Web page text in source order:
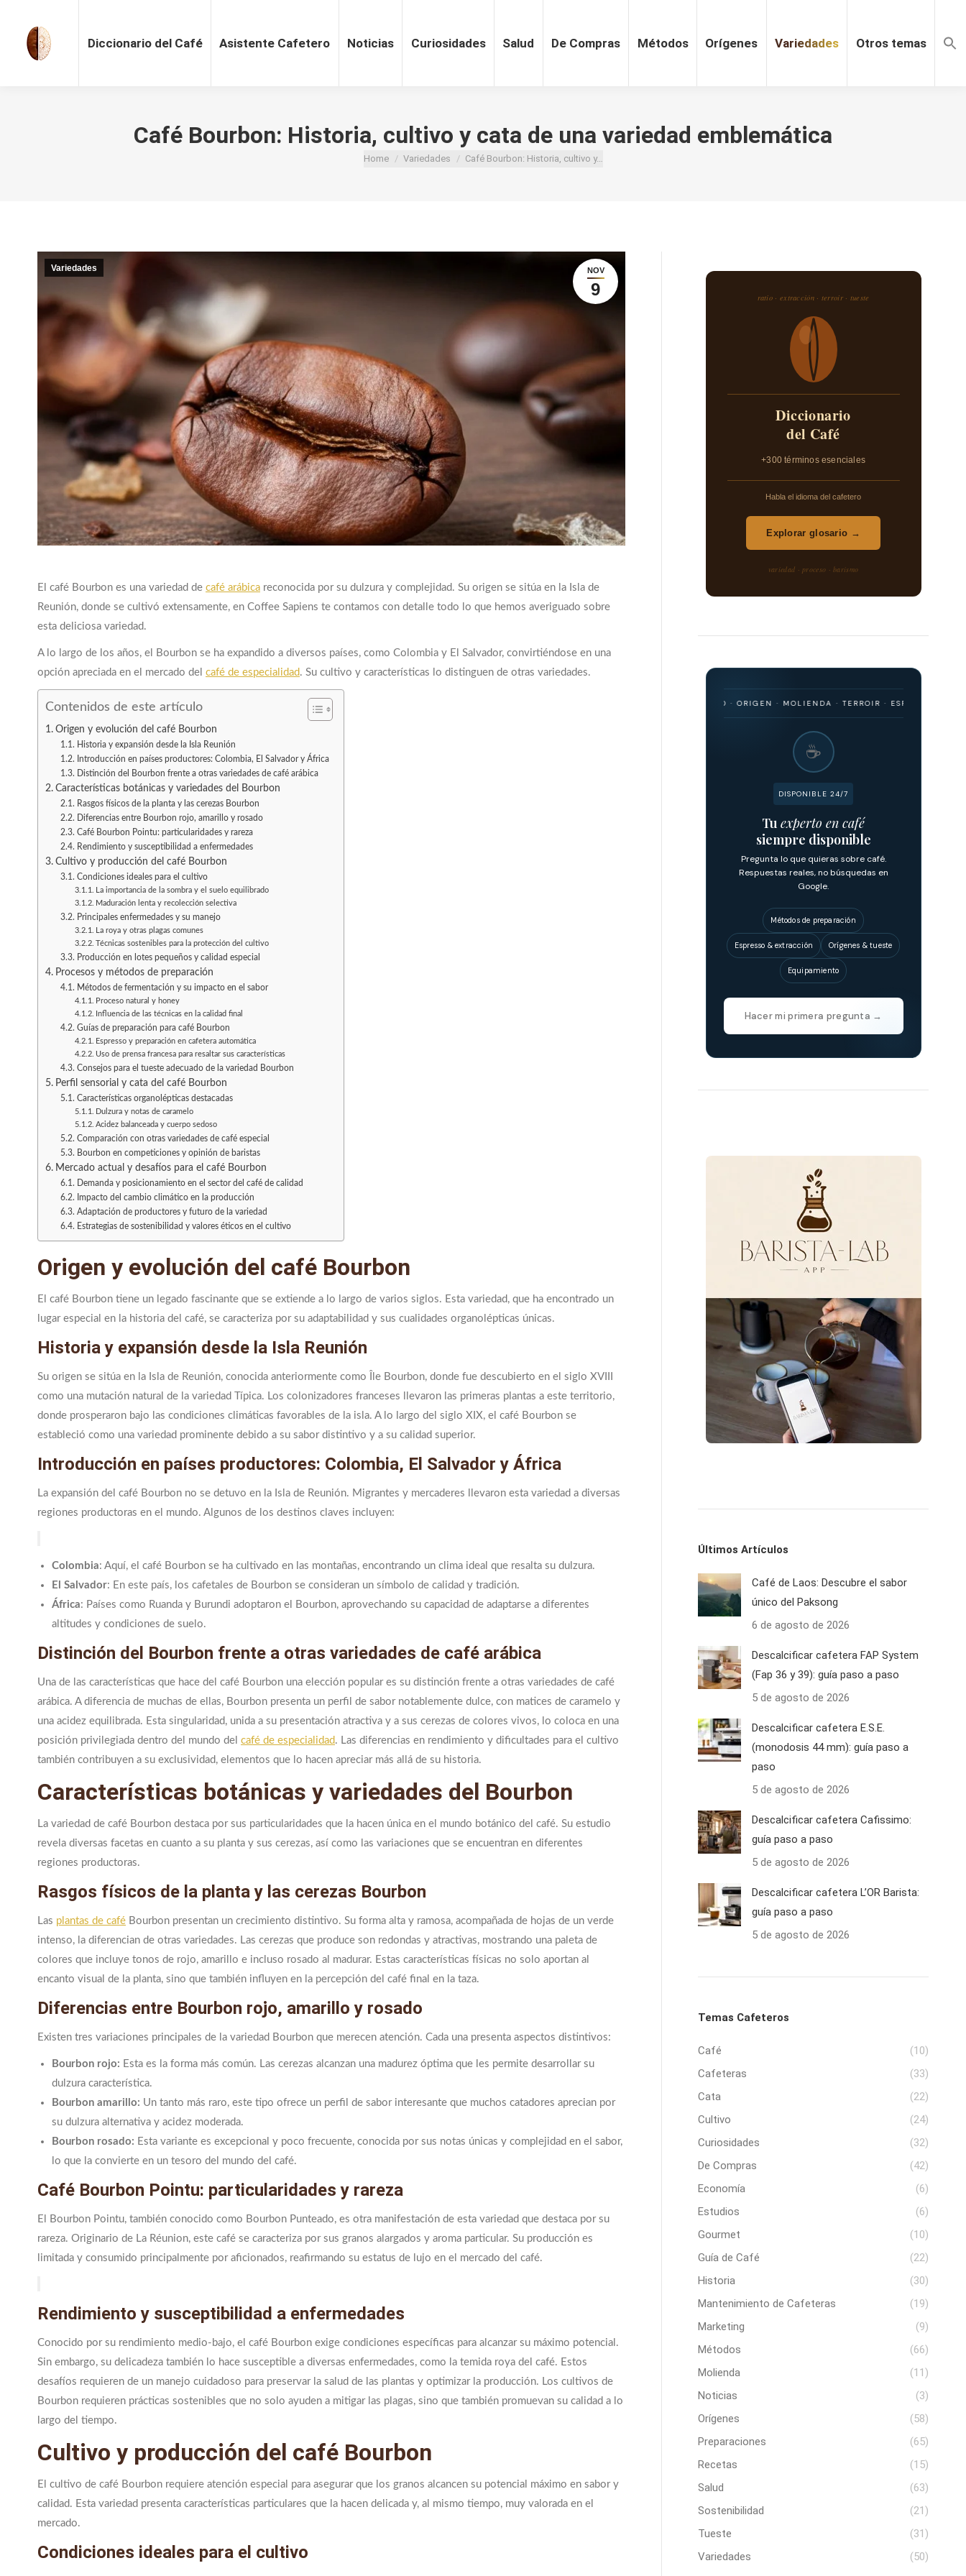
Diccionario del Café Asistente Cafetero Noticias Curiosidades Salud De Compras Métodos Orígenes Variedades Otros temas
Café Bourbon: Historia, cultivo y cata de una variedad emblemática
You are here:
Home Variedades Café Bourbon: Historia, cultivo y…
NOV
9
Variedades
El café Bourbon es una variedad de café arábica reconocida por su dulzura y complejidad. Su origen se sitúa en la Isla de
Reunión, donde se cultivó extensamente, en Coffee Sapiens te contamos con detalle todo lo que hemos averiguado sobre
esta deliciosa variedad.
A lo largo de los años, el Bourbon se ha expandido a diversos países, como Colombia y El Salvador, convirtiéndose en una
opción apreciada en el mercado del café de especialidad. Su cultivo y características lo distinguen de otras variedades.
Contenidos de este artículo
Origen y evolución del café Bourbon
Historia y expansión desde la Isla Reunión
Introducción en países productores: Colombia, El Salvador y África
Distinción del Bourbon frente a otras variedades de café arábica
Características botánicas y variedades del Bourbon
Rasgos físicos de la planta y las cerezas Bourbon
Diferencias entre Bourbon rojo, amarillo y rosado
Café Bourbon Pointu: particularidades y rareza
Rendimiento y susceptibilidad a enfermedades
Cultivo y producción del café Bourbon
Condiciones ideales para el cultivo
La importancia de la sombra y el suelo equilibrado
Maduración lenta y recolección selectiva
Principales enfermedades y su manejo
La roya y otras plagas comunes
Técnicas sostenibles para la protección del cultivo
Producción en lotes pequeños y calidad especial
Procesos y métodos de preparación
Métodos de fermentación y su impacto en el sabor
Proceso natural y honey
Influencia de las técnicas en la calidad final
Guías de preparación para café Bourbon
Espresso y preparación en cafetera automática
Uso de prensa francesa para resaltar sus características
Consejos para el tueste adecuado de la variedad Bourbon
Perfil sensorial y cata del café Bourbon
Características organolépticas destacadas
Dulzura y notas de caramelo
Acidez balanceada y cuerpo sedoso
Comparación con otras variedades de café especial
Bourbon en competiciones y opinión de baristas
Mercado actual y desafíos para el café Bourbon
Demanda y posicionamiento en el sector del café de calidad
Impacto del cambio climático en la producción
Adaptación de productores y futuro de la variedad
Estrategias de sostenibilidad y valores éticos en el cultivo
Origen y evolución del café Bourbon
El café Bourbon tiene un legado fascinante que se extiende a lo largo de varios siglos. Esta variedad, que ha encontrado un
lugar especial en la historia del café, se caracteriza por su adaptabilidad y sus cualidades organolépticas únicas.
Historia y expansión desde la Isla Reunión
Su origen se sitúa en la Isla de Reunión, conocida anteriormente como Île Bourbon, donde fue descubierto en el siglo XVIII
como una mutación natural de la variedad Típica. Los colonizadores franceses llevaron las primeras plantas a este territorio,
donde prosperaron bajo las condiciones climáticas favorables de la isla. A lo largo del siglo XIX, el café Bourbon se
estableció como una variedad prominente debido a su sabor distintivo y a su calidad superior.
Introducción en países productores: Colombia, El Salvador y África
La expansión del café Bourbon no se detuvo en la Isla de Reunión. Migrantes y mercaderes llevaron esta variedad a diversas
regiones productoras en el mundo. Algunos de los destinos claves incluyen:
Colombia: Aquí, el café Bourbon se ha cultivado en las montañas, encontrando un clima ideal que resalta su dulzura.
El Salvador: En este país, los cafetales de Bourbon se consideran un símbolo de calidad y tradición.
África: Países como Ruanda y Burundi adoptaron el Bourbon, aprovechando su capacidad de adaptarse a diferentes
altitudes y condiciones de suelo.
Distinción del Bourbon frente a otras variedades de café arábica
Una de las características que hace del café Bourbon una elección popular es su distinción frente a otras variedades de café
arábica. A diferencia de muchas de ellas, Bourbon presenta un perfil de sabor notablemente dulce, con matices de caramelo y
una acidez equilibrada. Esta singularidad, unida a su presentación atractiva y a sus cerezas de colores vivos, lo coloca en una
posición privilegiada dentro del mundo del café de especialidad. Las diferencias en rendimiento y dificultades para el cultivo
también contribuyen a su exclusividad, elementos que lo hacen apreciar más allá de su historia.
Características botánicas y variedades del Bourbon
La variedad de café Bourbon destaca por sus particularidades que la hacen única en el mundo botánico del café. Su estudio
revela diversas facetas en cuanto a su planta y sus cerezas, así como las variaciones que se encuentran en diferentes
regiones productoras.
Rasgos físicos de la planta y las cerezas Bourbon
Las plantas de café Bourbon presentan un crecimiento distintivo. Su forma alta y ramosa, acompañada de hojas de un verde
intenso, la diferencian de otras variedades. Las cerezas que produce son redondas y atractivas, mostrando una paleta de
colores que incluye tonos de rojo, amarillo e incluso rosado al madurar. Estas características físicas no solo aportan al
encanto visual de la planta, sino que también influyen en la percepción del café final en la taza.
Diferencias entre Bourbon rojo, amarillo y rosado
Existen tres variaciones principales de la variedad Bourbon que merecen atención. Cada una presenta aspectos distintivos:
Bourbon rojo: Esta es la forma más común. Las cerezas alcanzan una madurez óptima que les permite desarrollar su
dulzura característica.
Bourbon amarillo: Un tanto más raro, este tipo ofrece un perfil de sabor interesante que muchos catadores aprecian por
su dulzura alternativa y acidez moderada.
Bourbon rosado: Esta variante es excepcional y poco frecuente, conocida por sus notas únicas y complejidad en el sabor,
lo que la convierte en un tesoro del mundo del café.
Café Bourbon Pointu: particularidades y rareza
El Bourbon Pointu, también conocido como Bourbon Punteado, es otra manifestación de esta variedad que destaca por su
rareza. Originario de La Réunion, este café se caracteriza por sus granos alargados y aroma particular. Su producción es
limitada y consumido principalmente por aficionados, reafirmando su estatus de lujo en el mercado del café.
Rendimiento y susceptibilidad a enfermedades
Conocido por su rendimiento medio-bajo, el café Bourbon exige condiciones específicas para alcanzar su máximo potencial.
Sin embargo, su delicadeza también lo hace susceptible a diversas enfermedades, como la temida roya del café. Estos
desafíos requieren de un manejo cuidadoso para preservar la salud de las plantas y optimizar la producción. Los cultivos de
Bourbon requieren prácticas sostenibles que no solo ayuden a mitigar las plagas, sino que también promuevan su calidad a lo
largo del tiempo.
Cultivo y producción del café Bourbon
El cultivo de café Bourbon requiere atención especial para asegurar que los granos alcancen su potencial máximo en sabor y
calidad. Esta variedad presenta características particulares que la hacen delicada y, al mismo tiempo, muy valorada en el
mercado.
Condiciones ideales para el cultivo
ratio · extracción · terroir · tueste
Diccionario
del Café
+300 términos esenciales
Habla el idioma del cafetero
Explorar glosario →
variedad · proceso · barismo
EXTRACCIÓN · TUESTE · RATIO · MÉTODO · BARISMO · ORIGEN · MOLIENDA · TERROIR · ESPRESSO ·
☕
DISPONIBLE 24/7
Tuexperto en café
siempre disponible
Pregunta lo que quieras sobre café.
Respuestas reales, no búsquedas en
Google.
Métodos de preparación
Espresso & extracción Orígenes & tueste
Equipamiento
Hacer mi primera pregunta →
Últimos Artículos
Café de Laos: Descubre el sabor
único del Paksong
6 de agosto de 2026
Descalcificar cafetera FAP System
(Fap 36 y 39): guía paso a paso
5 de agosto de 2026
Descalcificar cafetera E.S.E.
(monodosis 44 mm): guía paso a
paso
5 de agosto de 2026
Descalcificar cafetera Cafissimo:
guía paso a paso
5 de agosto de 2026
Descalcificar cafetera L’OR Barista:
guía paso a paso
5 de agosto de 2026
Temas Cafeteros
Café
(10)
Cafeteras
(33)
Cata
(22)
Cultivo
(24)
Curiosidades
(32)
De Compras
(42)
Economía
(6)
Estudios
(6)
Gourmet
(10)
Guía de Café
(22)
Historia
(30)
Mantenimiento de Cafeteras
(19)
Marketing
(9)
Métodos
(66)
Molienda
(11)
Noticias
(3)
Orígenes
(58)
Preparaciones
(65)
Recetas
(15)
Salud
(63)
Sostenibilidad
(21)
Tueste
(31)
Variedades
(50)